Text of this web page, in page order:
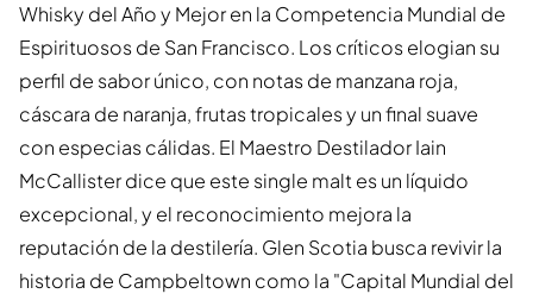
Whisky del Año y Mejor en la Competencia Mundial de
Espirituosos de San Francisco. Los críticos elogian su
perfil de sabor único, con notas de manzana roja,
cáscara de naranja, frutas tropicales y un final suave
con especias cálidas. El Maestro Destilador Iain
McCallister dice que este single malt es un líquido
excepcional, y el reconocimiento mejora la
reputación de la destilería. Glen Scotia busca revivir la
historia de Campbeltown como la "Capital Mundial del